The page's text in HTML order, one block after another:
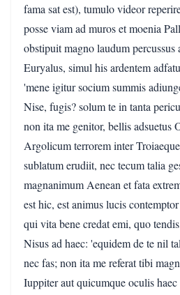
fama sat est), tumulo videor
posse viam ad muros et moenia
obstipuit magno laudum percussus
Euryalus, simul his ardentem
'mene igitur socium summis
Nise, fugis? solum te in tanta
non ita me genitor, bellis adsuetus
Argolicum terrorem inter
sublatum erudiit, nec tecum talia
magnanimum Aenean et fata
est hic, est animus lucis
qui vita bene credat emi, quo
Nisus ad haec: 'equidem de te nil
nec fas; non ita me referat tibi
Iuppiter aut quicumque oculis haec